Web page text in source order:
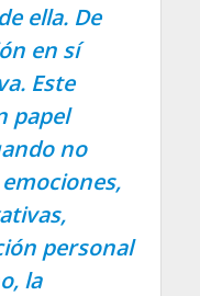
ella. De
en sí
Este
papel
no
personal
la